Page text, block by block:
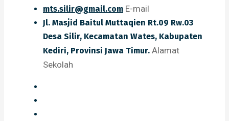
mts.silir@gmail.com E-mail
Jl. Masjid Baitul Muttaqien Rt.09 Rw.03
Desa Silir, Kecamatan Wates, Kabupaten
Kediri, Provinsi Jawa Timur. Alamat
Sekolah